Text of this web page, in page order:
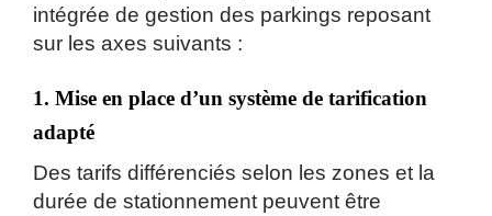
intégrée de gestion des parkings reposant
sur les axes suivants :
1. Mise en place d’un système de tarification
adapté
Des tarifs différenciés selon les zones et la
durée de stationnement peuvent être